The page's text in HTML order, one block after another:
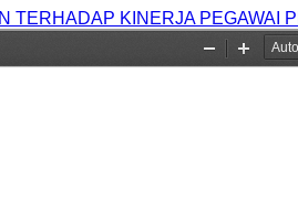
TERHADAP KINERJA PEGAWAI